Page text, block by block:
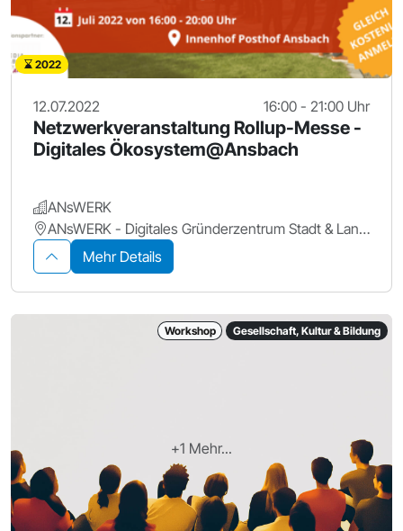
2022
12.07.2022 16:00 - 21:00 Uhr
Netzwerkveranstaltung Rollup-Messe -
Digitales Ökosystem@Ansbach
ANsWERK
ANsWERK - Digitales Gründerzentrum Stadt & Landkreis Ansbach
Mehr Details
+1 Mehr...
Workshop Gesellschaft, Kultur & Bildung